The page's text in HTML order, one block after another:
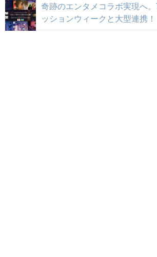
奇跡のエンタメコラボ実現へ
ッションウィークと大型連携！